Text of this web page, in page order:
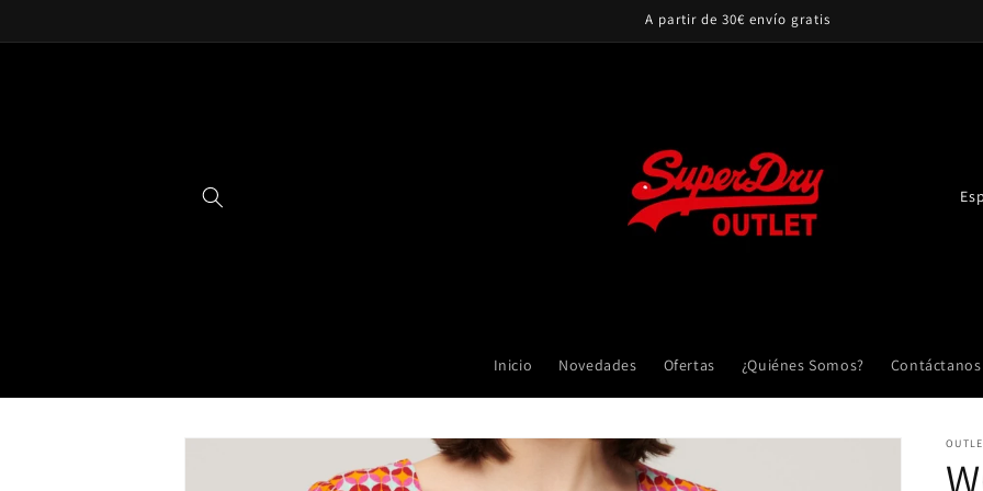
al contenido
A partir de 30€ envío gratis
Inicio Novedades Ofertas ¿Quiénes Somos? Contáctanos
r
e
i
directamente